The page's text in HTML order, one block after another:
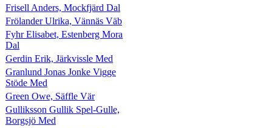
Frisell Anders, Mockfjärd Dal
Frölander Ulrika, Vännäs Väb
Fyhr Elisabet, Estenberg Mora
Dal
Gerdin Erik, Järkvissle Med
Granlund Jonas Jonke Vigge
Stöde Med
Green Owe, Säffle Vär
Gulliksson Gullik Spel-Gulle,
Borgsjö Med